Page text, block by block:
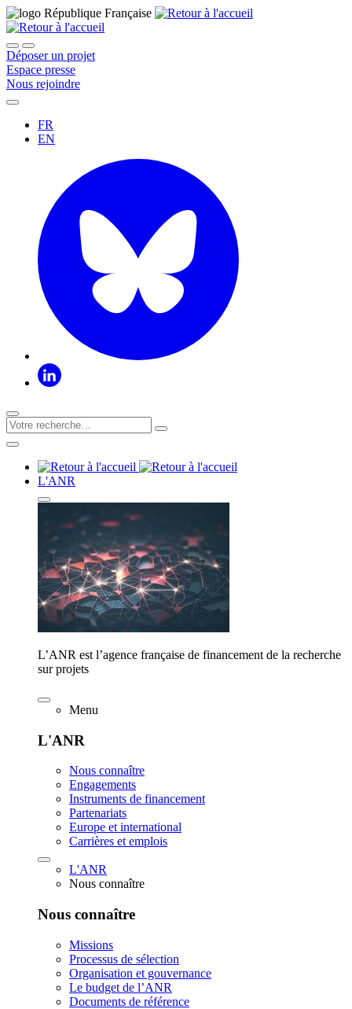
Déposer un projet
Espace presse
Nous rejoindre
FR
EN
L'ANR
L’ANR est l’agence française de financement de la recherche
sur projets
Menu
L'ANR
Nous connaître
Engagements
Instruments de financement
Partenariats
Europe et international
Carrières et emplois
L'ANR
Nous connaître
Nous connaître
Missions
Processus de sélection
Organisation et gouvernance
Le budget de l’ANR
Documents de référence